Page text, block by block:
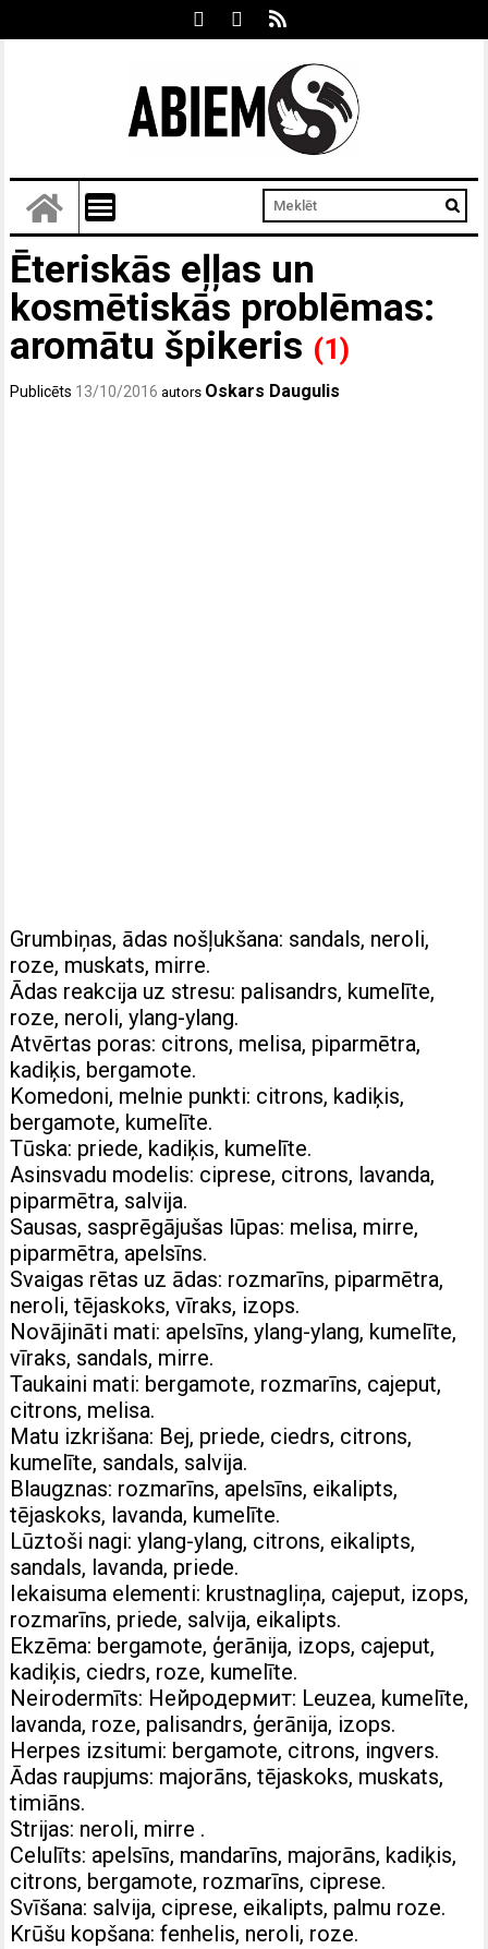
Ēteriskās eļļas un
kosmētiskās problēmas:
aromātu špikeris (1)
Publicēts 13/10/2016 autors Oskars Daugulis
Grumbiņas, ādas nošļukšana: sandals, neroli,
roze, muskats, mirre.
Ādas reakcija uz stresu: palisandrs, kumelīte,
roze, neroli, ylang-ylang.
Atvērtas poras: citrons, melisa, piparmētra,
kadiķis, bergamote.
Komedoni, melnie punkti: citrons, kadiķis,
bergamote, kumelīte.
Tūska: priede, kadiķis, kumelīte.
Asinsvadu modelis: ciprese, citrons, lavanda,
piparmētra, salvija.
Sausas, sasprēgājušas lūpas: melisa, mirre,
piparmētra, apelsīns.
Svaigas rētas uz ādas: rozmarīns, piparmētra,
neroli, tējaskoks, vīraks, izops.
Novājināti mati: apelsīns, ylang-ylang, kumelīte,
vīraks, sandals, mirre.
Taukaini mati: bergamote, rozmarīns, cajeput,
citrons, melisa.
Matu izkrišana: Bej, priede, ciedrs, citrons,
kumelīte, sandals, salvija.
Blaugznas: rozmarīns, apelsīns, eikalipts,
tējaskoks, lavanda, kumelīte.
Lūztoši nagi: ylang-ylang, citrons, eikalipts,
sandals, lavanda, priede.
Iekaisuma elementi: krustnagliņa, cajeput, izops,
rozmarīns, priede, salvija, eikalipts.
Ekzēma: bergamote, ģerānija, izops, cajeput,
kadiķis, ciedrs, roze, kumelīte.
Neirodermīts: Нейродермит: Leuzea, kumelīte,
lavanda, roze, palisandrs, ģerānija, izops.
Herpes izsitumi: bergamote, citrons, ingvers.
Ādas raupjums: majorāns, tējaskoks, muskats,
timiāns.
Strijas: neroli, mirre .
Celulīts: apelsīns, mandarīns, majorāns, kadiķis,
citrons, bergamote, rozmarīns, ciprese.
Svīšana: salvija, ciprese, eikalipts, palmu roze.
Krūšu kopšana: fenhelis, neroli, roze.